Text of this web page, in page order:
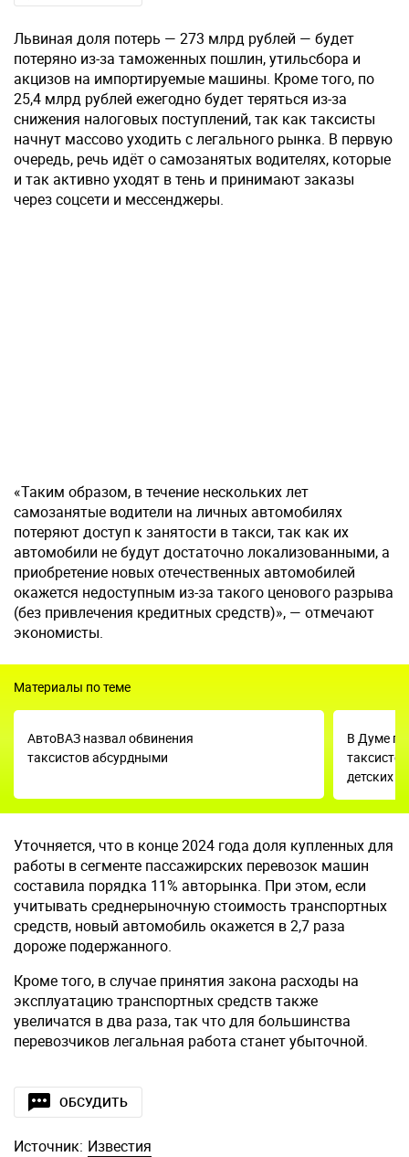
Львиная доля потерь — 273 млрд рублей — будет
потеряно из-за таможенных пошлин, утильсбора и
акцизов на импортируемые машины. Кроме того, по
25,4 млрд рублей ежегодно будет теряться из-за
снижения налоговых поступлений, так как таксисты
начнут массово уходить с легального рынка. В первую
очередь, речь идёт о самозанятых водителях, которые
и так активно уходят в тень и принимают заказы
через соцсети и мессенджеры.
«Таким образом, в течение нескольких лет
самозанятые водители на личных автомобилях
потеряют доступ к занятости в такси, так как их
автомобили не будут достаточно локализованными, а
приобретение новых отечественных автомобилей
окажется недоступным из-за такого ценового разрыва
(без привлечения кредитных средств)», — отмечают
экономисты.
Материалы по теме
АвтоВАЗ назвал обвинения
таксистов абсурдными
В Думе
детских
Уточняется, что в конце 2024 года доля купленных для
работы в сегменте пассажирских перевозок машин
составила порядка 11% авторынка. При этом, если
учитывать среднерыночную стоимость транспортных
средств, новый автомобиль окажется в 2,7 раза
дороже подержанного.
Кроме того, в случае принятия закона расходы на
эксплуатацию транспортных средств также
увеличатся в два раза, так что для большинства
перевозчиков легальная работа станет убыточной.
ОБСУДИТЬ
Источник: Известия